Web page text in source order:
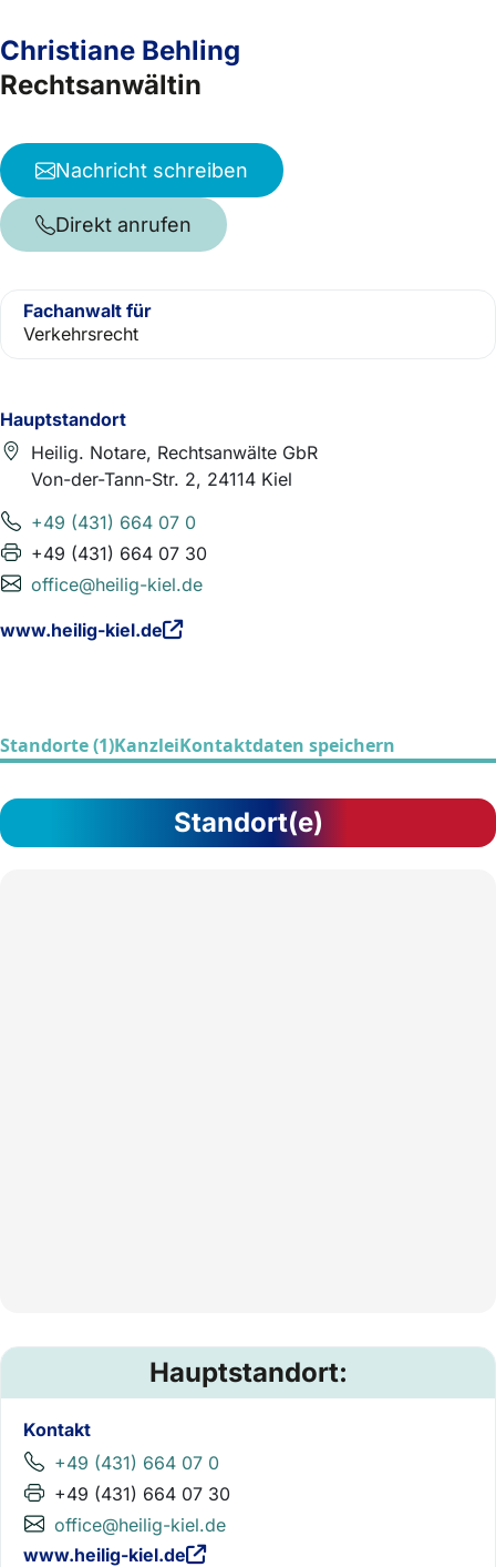
Hauptstandort
Heilig. Notare, Rechtsanwälte GbR
Von-der-Tann-Str. 2, 24114 Kiel
+49 (431) 664 07 0
+49 (431) 664 07 30
office@heilig-kiel.de
www.heilig-kiel.de
Christiane Behling
Rechtsanwältin
Nachricht schreiben
Direkt anrufen
Fachanwalt für
Verkehrsrecht
Standorte (1)KanzleiKontaktdaten speichern
Standort(e)
Hauptstandort:
Kontakt
+49 (431) 664 07 0
+49 (431) 664 07 30
office@heilig-kiel.de
www.heilig-kiel.de